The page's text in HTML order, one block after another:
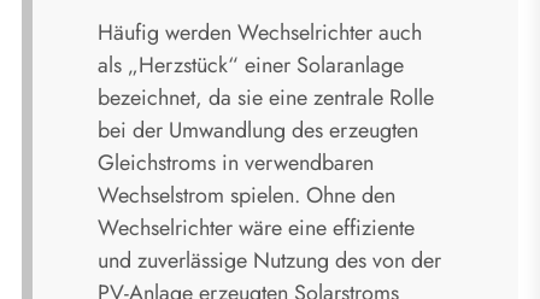
Häufig werden Wechselrichter auch
als „Herzstück“ einer Solaranlage
bezeichnet, da sie eine zentrale Rolle
bei der Umwandlung des erzeugten
Gleichstroms in verwendbaren
Wechselstrom spielen. Ohne den
Wechselrichter wäre eine effiziente
und zuverlässige Nutzung des von der